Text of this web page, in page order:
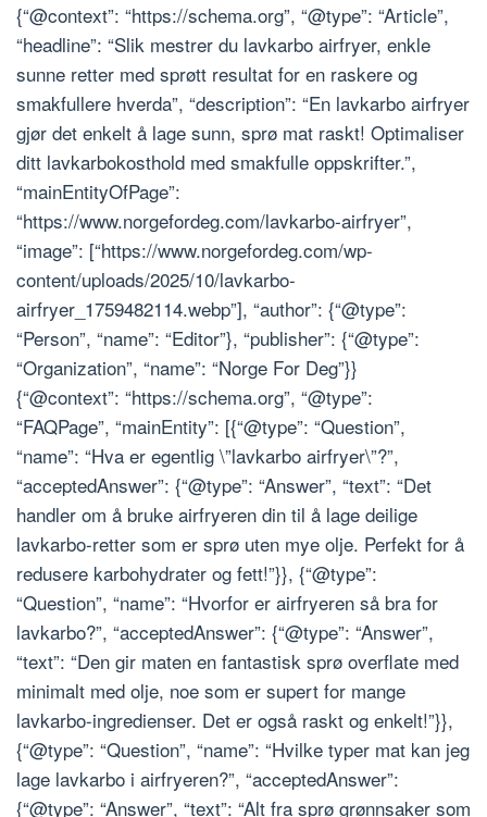
{“@context”: “https://schema.org”, “@type”: “Article”,
“headline”: “Slik mestrer du lavkarbo airfryer, enkle
sunne retter med sprøtt resultat for en raskere og
smakfullere hverda”, “description”: “En lavkarbo airfryer
gjør det enkelt å lage sunn, sprø mat raskt! Optimaliser
ditt lavkarbokosthold med smakfulle oppskrifter.”,
“mainEntityOfPage”:
“https://www.norgefordeg.com/lavkarbo-airfryer”,
“image”: [“https://www.norgefordeg.com/wp-
content/uploads/2025/10/lavkarbo-
airfryer_1759482114.webp”], “author”: {“@type”:
“Person”, “name”: “Editor”}, “publisher”: {“@type”:
“Organization”, “name”: “Norge For Deg”}}
{“@context”: “https://schema.org”, “@type”:
“FAQPage”, “mainEntity”: [{“@type”: “Question”,
“name”: “Hva er egentlig \”lavkarbo airfryer\”?”,
“acceptedAnswer”: {“@type”: “Answer”, “text”: “Det
handler om å bruke airfryeren din til å lage deilige
lavkarbo-retter som er sprø uten mye olje. Perfekt for å
redusere karbohydrater og fett!”}}, {“@type”:
“Question”, “name”: “Hvorfor er airfryeren så bra for
lavkarbo?”, “acceptedAnswer”: {“@type”: “Answer”,
“text”: “Den gir maten en fantastisk sprø overflate med
minimalt med olje, noe som er supert for mange
lavkarbo-ingredienser. Det er også raskt og enkelt!”}},
{“@type”: “Question”, “name”: “Hvilke typer mat kan jeg
lage lavkarbo i airfryeren?”, “acceptedAnswer”:
{“@type”: “Answer”, “text”: “Alt fra sprø grønnsaker som